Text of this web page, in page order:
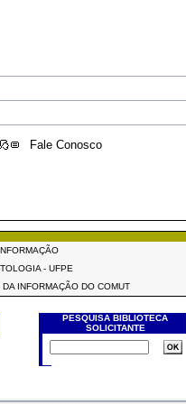
Fale Conosco
- UFPE
INFORMAÇÃO DO COMUT
PESQUISA BIBLIOTECA
SOLICITANTE